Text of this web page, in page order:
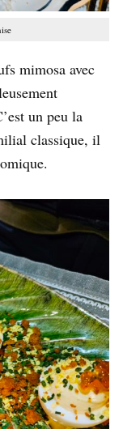
mimosa avec
un peu la
classique, il